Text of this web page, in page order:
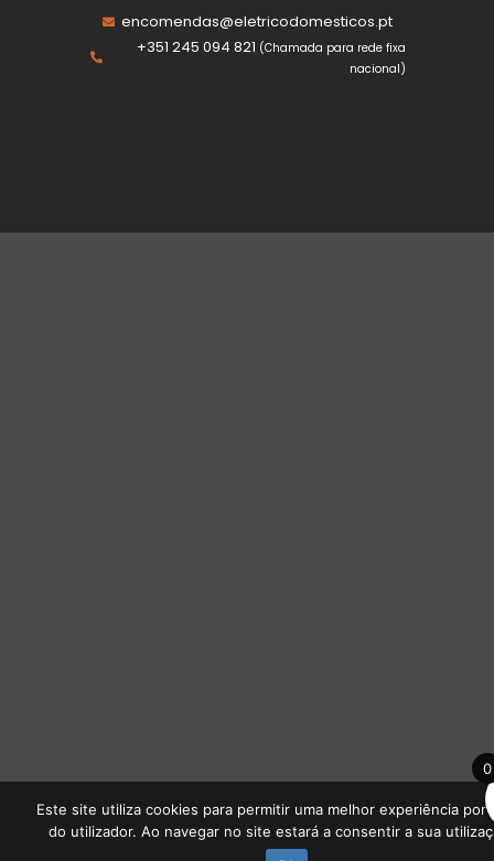
encomendas@eletricodomesticos.pt
+351 245 094 821 (Chamada para rede fixa
nacional)
0
Este site utiliza cookies para permitir uma melhor experiência por
do utilizador. Ao navegar no site estará a consentir a sua